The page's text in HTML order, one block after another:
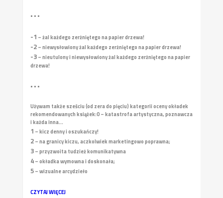
• • •
-1 – żal każdego zerżniętego na papier drzewa!
-2– niewysłowiony żal każdego zerżniętego na papier drzewa!
-3– nieutulony i niewysłowiony żal każdego zerżniętego na papier
drzewa!
• • •
Używam także sześciu (od zera do pięciu) kategorii oceny okładek
rekomendowanych książek:0 – katastrofa artystyczna, poznawcza
i każda inna...
1 – kicz denny i oszukańczy!
2– na granicy kiczu, aczkolwiek marketingowo poprawna;
3– przyzwoita tudzież komunikatywna
4– okładka wymowna i doskonała;
5– wizualne arcydzieło
CZYTAJ WIĘCEJ